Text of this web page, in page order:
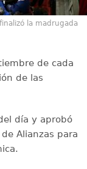
la madrugada
de cada
de las
día y aprobó
Alianzas para